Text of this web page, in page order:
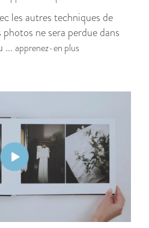
les autres techniques de
ne sera perdue dans
... apprenez-en plus